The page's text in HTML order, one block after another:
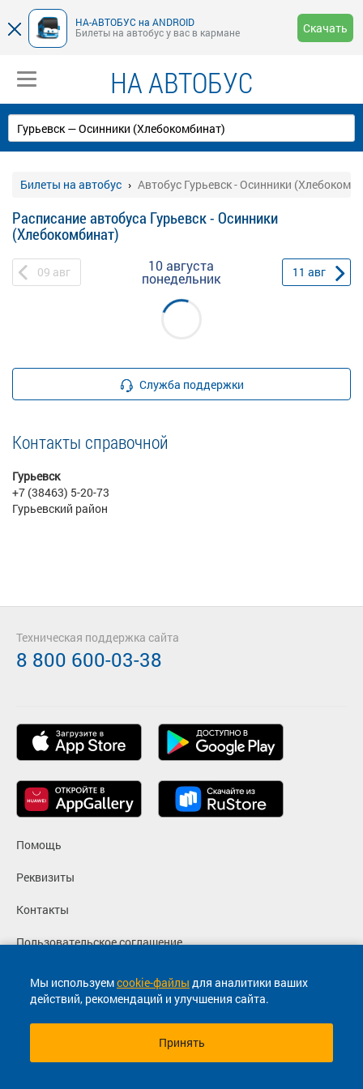
НА-АВТОБУС на ANDROID
Билеты на автобус у вас в кармане
Скачать
НА АВТОБУС
Билеты на автобус Автобус Гурьевск - Осинники
Расписание автобуса Гурьевск - Осинники
(Хлебокомбинат)
09 авг 10 августа
понедельник 11 авг
Служба поддержки
Контакты справочной
Гурьевск
+7 (38463) 5-20-73
Гурьевский район
Мы используемcookie-файлы для аналитики ваших
действий, рекомендаций и улучшения сайта.
Принять
Помощь
Реквизиты
Контакты
Пользовательское соглашение
Политика конфиденциальности
Согласие на маркетинговые сообщения
Техническая поддержка сайта
8 800 600-03-38
© 2013-2026, ООО "Капитал"- Онлайн сервис продажи